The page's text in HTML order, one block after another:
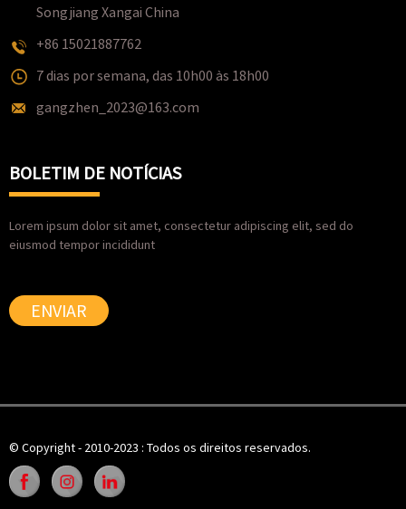
Songjiang Xangai China
+86 15021887762
7 dias por semana, das 10h00 às 18h00
gangzhen_2023@163.com
BOLETIM DE NOTÍCIAS
Lorem ipsum dolor sit amet, consectetur adipiscing elit, sed do
eiusmod tempor incididunt
ENVIAR
© Copyright - 2010-2023 : Todos os direitos reservados.